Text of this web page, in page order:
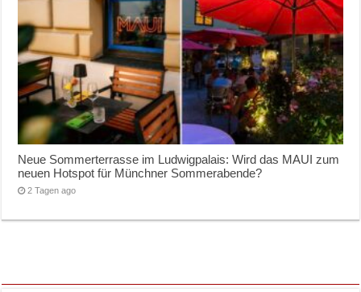
Neue Sommerterrasse im Ludwigpalais: Wird das MAUI zum
neuen Hotspot für Münchner Sommerabende?
2 Tagen ago